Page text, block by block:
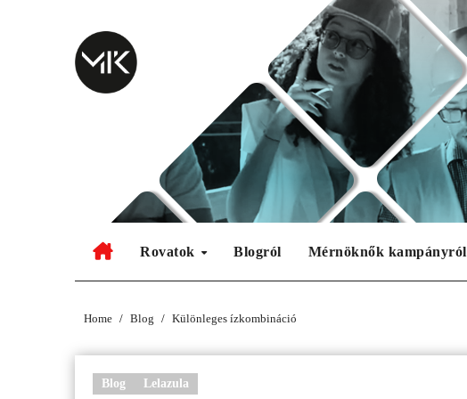
Rovatok Blogról Mérnöknők kampányról
Home Blog Különleges ízkombináció
Blog Lelazula